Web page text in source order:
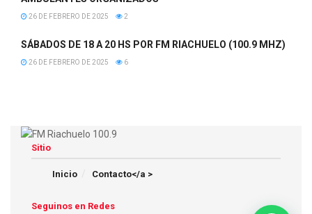
26 DE FEBRERO DE 2025 2
SÁBADOS DE 18 A 20 HS POR FM RIACHUELO (100.9 MHZ)
26 DE FEBRERO DE 2025 6
Sitio
Inicio Contacto</a >
Seguinos en Redes